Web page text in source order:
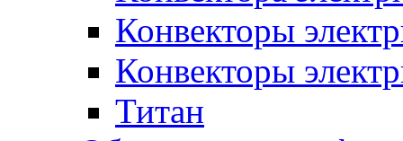
Конвекторы
Конвекторы
Титан